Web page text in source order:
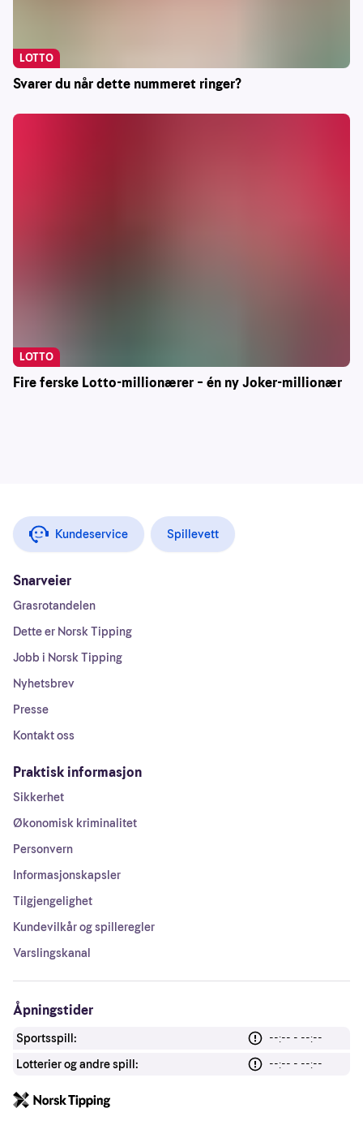
Svarer du når dette nummeret ringer?
LOTTO
Fire ferske Lotto-millionærer – én ny Joker-millionær
LOTTO
Kundeservice Spillevett
Snarveier
Grasrotandelen
Dette er Norsk Tipping
Jobb i Norsk Tipping
Nyhetsbrev
Presse
Kontakt oss
Praktisk informasjon
Sikkerhet
Økonomisk kriminalitet
Personvern
Informasjonskapsler
Tilgjengelighet
Kundevilkår og spilleregler
Varslingskanal
Åpningstider
Sportsspill:
--:-- - --:--
Lotterier og andre spill:
--:-- - --:--